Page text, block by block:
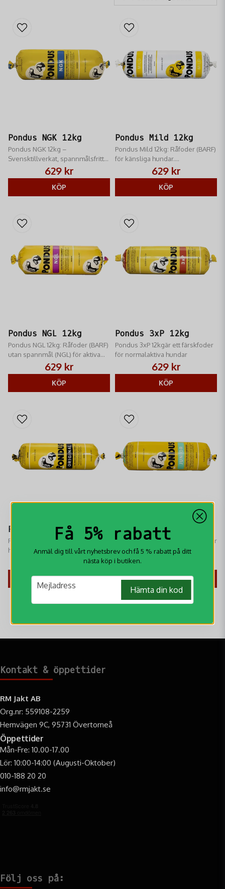
Pondus NGK 12kg
Pondus NGK 12kg –
Svensktillverkat, spannmålsfritt
färskfoder med nöt, gris och
kyckling. Ett komplett helfoder
för hälsa och hög energi.
629 kr
KÖP
Pondus Mild 12kg
Pondus Mild 12kg: Råfoder (BARF)
för känsliga hundar.
Spannmålsfritt, lättsmält &
allergivänligt. Främjar tarmhälsa.
629 kr
KÖP
Pondus NGL 12kg
Pondus NGL 12kg: Råfoder (BARF)
utan spannmål (NGL) för aktiva
hundar. Hög protein/fett, främjar
muskelhälsa. Köp på RM Jakt.
629 kr
KÖP
Pondus 3xP 12kg
Pondus 3xP 12kgär ett färskfoder
för normalaktiva hundar
629 kr
KÖP
Pondus Original 12kg
Pondus Original 12kg är ett
helfoder för vuxna hundar
baserat på svenska animaliska
råvaror
KÖP
Pondus Junior 12kg
Pondus Junior 12kg är ett helfoder
som är baserat på favoriten 3xP
KÖP
Få 5% rabatt
Anmäl dig till vårt nyhetsbrev och få 5 % rabatt på ditt
nästa köp i butiken.
email
Mejladress Hämta din kod
Kontakt & öppettider
RM Jakt AB
Org.nr: 559108-2259
Hemvägen 9C, 95731 Övertorneå
Öppettider
Mån-Fre: 10.00-17.00
Lör: 10:00-14:00 (Augusti-Oktober)
010-188 20 20
info@rmjakt.se
Följ oss på: